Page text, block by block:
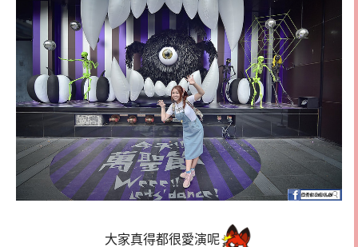
大家真得都很愛演呢